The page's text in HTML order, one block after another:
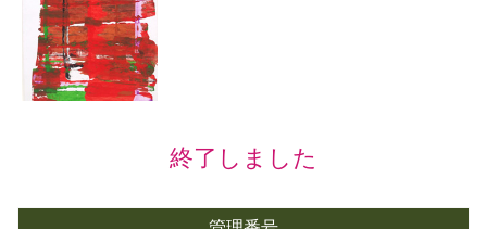
終了しました